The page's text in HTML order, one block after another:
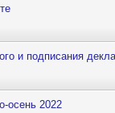
и подписания
осень 2022